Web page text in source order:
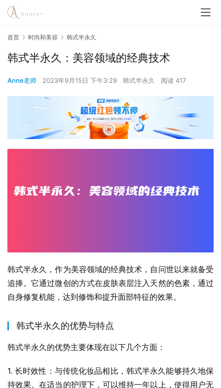
首页 时尚和美容 韩式半永久
韩式半永久：美容领域的经典技术
Anne老师 2023年9月15日 下午3:29 韩式半永久 阅读 417
韩式半永久，作为美容领域的经典技术，自问世以来就备受
追捧。它通过微创的方式在皮肤表层注入天然的色素，通过
自身修复机能，达到修饰和提升面部特征的效果。
韩式半永久的优势与特点
韩式半永久的优势主要体现在以下几个方面：
1. 长时效性：与传统化妆品相比，韩式半永久能够持久地保
持效果。在适当的护理下，可以维持一年以上，使得用户无